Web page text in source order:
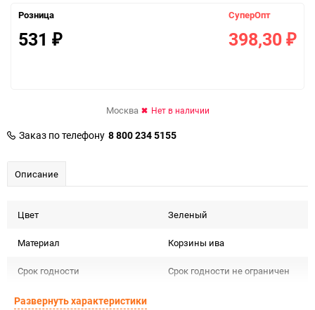
Розница
531 ₽
СуперОпт
398,30 ₽
Москва Нет в наличии
Заказ по телефону 8 800 234 5155
Описание
Цвет Зеленый
Материал Корзины ива
Срок годности Срок годности не ограничен
Страна изготовителя
Развернуть характеристики